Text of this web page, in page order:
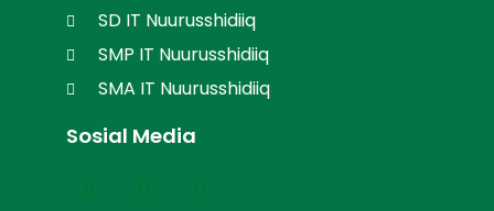
SD IT Nuurusshidiiq
SMP IT Nuurusshidiiq
SMA IT Nuurusshidiiq
Sosial Media